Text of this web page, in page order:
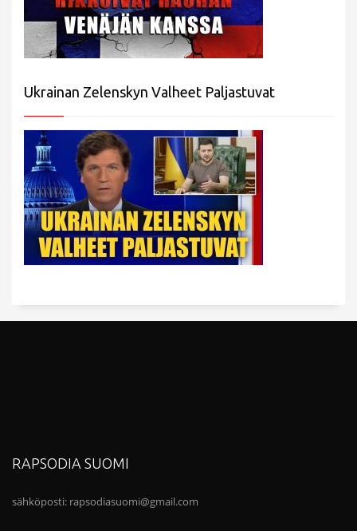
Ukrainan Zelenskyn Valheet Paljastuvat
RAPSODIA SUOMI
sähköposti: rapsodiasuomi@gmail.com